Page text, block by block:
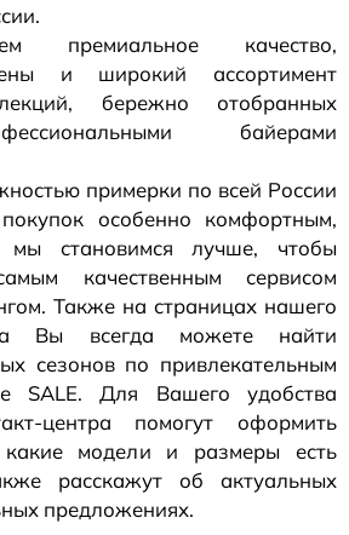
премиальное качество,
и широкий ассортимент
бережно отобранных
байерами
примерки по всей России
особенно комфортным,
становимся лучше, чтобы
качественным сервисом
Также на страницах нашего
Вы всегда можете найти
сезонов по привлекательным
SALE. Для Вашего удобства
центра помогут оформить
какие модели и размеры есть
расскажут об актуальных
предложениях.